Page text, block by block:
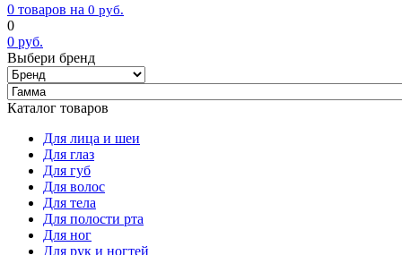
0 товаров на 0 руб.
0
0 руб.
Выбери бренд
Каталог товаров
Для лица и шеи
Для глаз
Для губ
Для волос
Для тела
Для полости рта
Для ног
Для рук и ногтей